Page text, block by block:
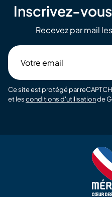
Inscrivez-
Recevez par mail
email
Ce site est protégé par
et lesconditions d'utilisationde